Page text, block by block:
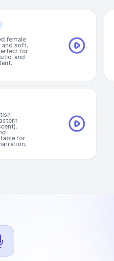
female
and soft,
for
and
for